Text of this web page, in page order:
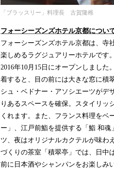
「ブラッスリー」料理長 古賀隆稚
フォーシーズンズホテル京都につい
フォーシーズンズホテル京都は、寺
楽しめるラグジュアリーホテルです
2016年10月15日にオープンしまし
着すると、目の前には大きな窓に積
シュ・ベドナー・アソシエーツがデ
りあるスペースを確保。スタイリッ
くれます。また、フランス料理をベ
ー」、江戸前鮨を提供する「鮨 和
ツ、夜はオリジナルカクテルが味わ
づくりの茶室「積翠亭」では、日中
前に日本酒やシャンパンをお楽しみ